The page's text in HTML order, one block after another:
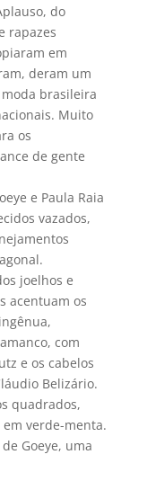
do
rapazes
em
deram um
brasileira
Muito
os
de gente
e Paula Raia
vazados,
joelhos e
acentuam os
com
e os cabelos
Belizário.
quadrados,
em verde-menta.
Goeye, uma